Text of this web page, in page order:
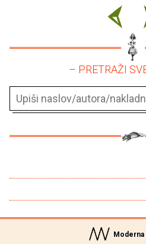
– PRETRAŽI